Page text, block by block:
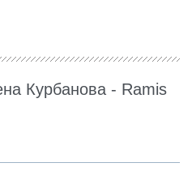
Курбанова - Ramis